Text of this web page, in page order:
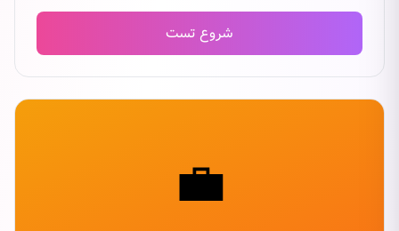
شروع تست
💼